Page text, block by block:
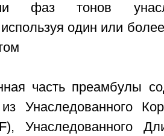
фаз тонов
один или
часть преамбулы
Унаследованного
Унаследованного